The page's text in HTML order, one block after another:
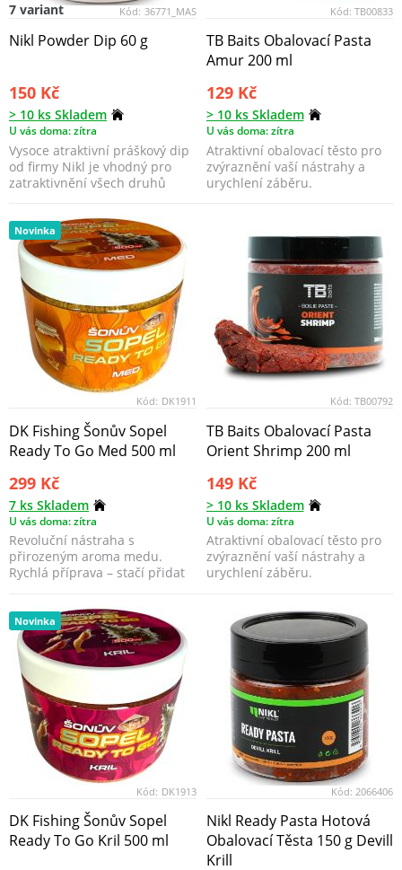
Kód: 36771_MAS
7 variant
Nikl Powder Dip 60 g
150 Kč
> 10 ks Skladem
U vás doma: zítra
Vysoce atraktivní práškový dip
od firmy Nikl je vhodný pro
zatraktivnění všech druhů
Kód: TB00833
TB Baits Obalovací Pasta
Amur 200 ml
129 Kč
> 10 ks Skladem
U vás doma: zítra
Atraktivní obalovací těsto pro
zvýraznění vaší nástrahy a
urychlení záběru.
Novinka
Kód: DK1911
DK Fishing Šonův Sopel
Ready To Go Med 500 ml
299 Kč
7 ks Skladem
U vás doma: zítra
Revoluční nástraha s
přirozeným aroma medu.
Rychlá příprava – stačí přidat
Kód: TB00792
TB Baits Obalovací Pasta
Orient Shrimp 200 ml
149 Kč
> 10 ks Skladem
U vás doma: zítra
Atraktivní obalovací těsto pro
zvýraznění vaší nástrahy a
urychlení záběru.
Novinka
Kód: DK1913
DK Fishing Šonův Sopel
Ready To Go Kril 500 ml
Kód: 2066406
Nikl Ready Pasta Hotová
Obalovací Těsta 150 g Devill
Krill